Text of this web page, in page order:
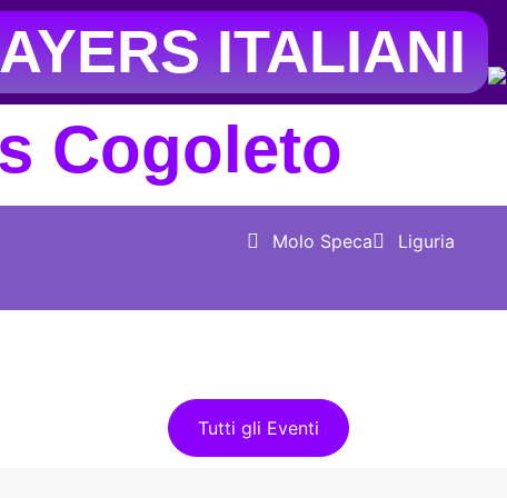
ITALIANI
Cogoleto
Molo Speca Liguria
Tutti gli Eventi